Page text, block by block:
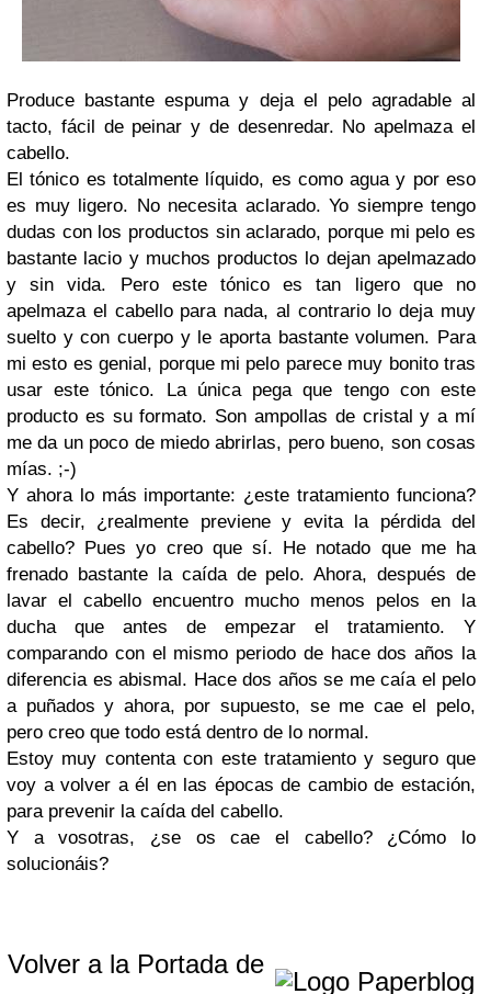
Produce bastante espuma y deja el pelo agradable al
tacto, fácil de peinar y de desenredar. No apelmaza el
cabello.
El tónico es totalmente líquido, es como agua y por eso
es muy ligero. No necesita aclarado. Yo siempre tengo
dudas con los productos sin aclarado, porque mi pelo es
bastante lacio y muchos productos lo dejan apelmazado
y sin vida. Pero este tónico es tan ligero que no
apelmaza el cabello para nada, al contrario lo deja muy
suelto y con cuerpo y le aporta bastante volumen. Para
mi esto es genial, porque mi pelo parece muy bonito tras
usar este tónico. La única pega que tengo con este
producto es su formato. Son ampollas de cristal y a mí
me da un poco de miedo abrirlas, pero bueno, son cosas
mías. ;-)
Y ahora lo más importante: ¿este tratamiento funciona?
Es decir, ¿realmente previene y evita la pérdida del
cabello? Pues yo creo que sí. He notado que me ha
frenado bastante la caída de pelo. Ahora, después de
lavar el cabello encuentro mucho menos pelos en la
ducha que antes de empezar el tratamiento. Y
comparando con el mismo periodo de hace dos años la
diferencia es abismal. Hace dos años se me caía el pelo
a puñados y ahora, por supuesto, se me cae el pelo,
pero creo que todo está dentro de lo normal.
Estoy muy contenta con este tratamiento y seguro que
voy a volver a él en las épocas de cambio de estación,
para prevenir la caída del cabello.
Y a vosotras, ¿se os cae el cabello? ¿Cómo lo
solucionáis?
Volver a la Portada de